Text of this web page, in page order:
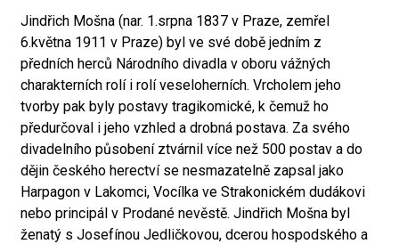
Jindřich Mošna (nar. 1.srpna 1837 v Praze, zemřel
6.května 1911 v Praze) byl ve své době jedním z
předních herců Národního divadla v oboru vážných
charakterních rolí i rolí veseloherních. Vrcholem jeho
tvorby pak byly postavy tragikomické, k čemuž ho
předurčoval i jeho vzhled a drobná postava. Za svého
divadelního působení ztvárnil více než 500 postav a do
dějin českého herectví se nesmazatelně zapsal jako
Harpagon v Lakomci, Vocílka ve Strakonickém dudákovi
nebo principál v Prodané nevěstě. Jindřich Mošna byl
ženatý s Josefínou Jedličkovou, dcerou hospodského a